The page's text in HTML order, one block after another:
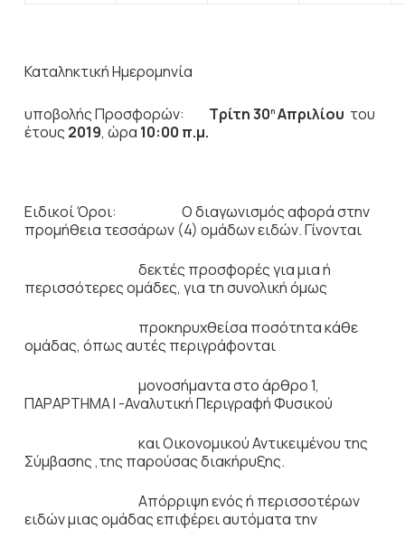
Καταληκτική Ημερομηνία
υποβολής Προσφορών: Τρίτη 30ηΑπριλίου του
έτους 2019, ώρα 10:00 π.μ.
Ειδικοί Όροι: Ο διαγωνισμός αφορά στην
προμήθεια τεσσάρων (4) ομάδων ειδών. Γίνονται
δεκτές προσφορές για μια ή
περισσότερες ομάδες, για τη συνολική όμως
προκηρυχθείσα ποσότητα κάθε
ομάδας, όπως αυτές περιγράφονται
μονοσήμαντα στο άρθρο 1,
ΠΑΡΑΡΤΗΜΑ Ι -Αναλυτική Περιγραφή Φυσικού
και Οικονομικού Αντικειμένου της
Σύμβασης ,της παρούσας διακήρυξης.
Απόρριψη ενός ή περισσοτέρων
ειδών μιας ομάδας επιφέρει αυτόματα την